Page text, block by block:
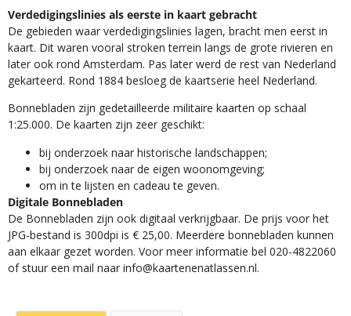
Verdedigingslinies als eerste in kaart gebracht
De gebieden waar verdedigingslinies lagen, bracht men eerst in
kaart. Dit waren vooral stroken terrein langs de grote rivieren en
later ook rond Amsterdam. Pas later werd de rest van Nederland
gekarteerd. Rond 1884 besloeg de kaartserie heel Nederland.
Bonnebladen zijn gedetailleerde militaire kaarten op schaal
1:25.000. De kaarten zijn zeer geschikt:​
​bij onderzoek naar historische landschappen;
bij onderzoek naar de eigen woonomgeving;
om in te lijsten en cadeau te geven.
Digitale Bonnebladen
De Bonnebladen zijn ook digitaal verkrijgbaar. De prijs voor het
JPG-bestand is 300dpi is € 25,00. Meerdere bonnebladen kunnen
aan elkaar gezet worden. Voor meer informatie bel 020-4822060
of stuur een mail naar info@kaartenenatlassen.nl.